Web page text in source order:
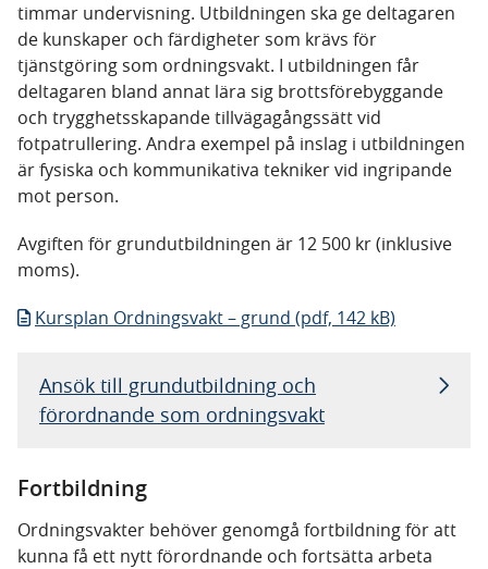
timmar undervisning. Utbildningen ska ge deltagaren
de kunskaper och färdigheter som krävs för
tjänstgöring som ordningsvakt. I utbildningen får
deltagaren bland annat lära sig brottsförebyggande
och trygghetsskapande tillvägagångssätt vid
fotpatrullering. Andra exempel på inslag i utbildningen
är fysiska och kommunikativa tekniker vid ingripande
mot person.
Avgiften för grundutbildningen är 12 500 kr (inklusive
moms).
Kursplan Ordningsvakt – grund (pdf, 142 kB)
Ansök till grundutbildning och
förordnande som ordningsvakt
Fortbildning
Ordningsvakter behöver genomgå fortbildning för att
kunna få ett nytt förordnande och fortsätta arbeta